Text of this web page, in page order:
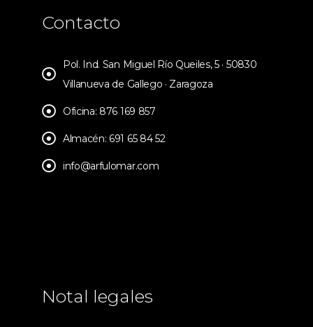
Contacto
Pol. Ind. San Miguel Río Queiles, 5 · 50830
Villanueva de Gallego · Zaragoza
Oficina: 876 169 857
Almacén: 691 65 84 52
info@arfulomar.com
Notal legales